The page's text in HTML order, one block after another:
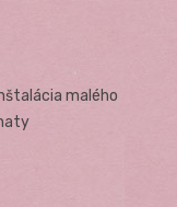
malého